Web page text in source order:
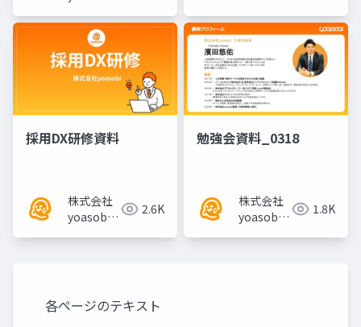
様
採用DX研修資料
株式会社
yoasobi
2.6K
勉強会資料_0318
株式会社
yoasobi
1.8K
各ページのテキスト